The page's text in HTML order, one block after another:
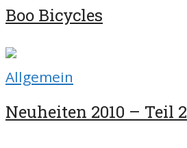
Boo Bicycles
Allgemein
Neuheiten 2010 – Teil 2